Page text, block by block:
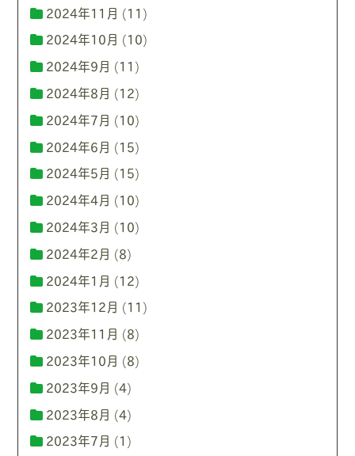
2024年11月 (11)
2024年10月 (10)
2024年9月 (11)
2024年8月 (12)
2024年7月 (10)
2024年6月 (15)
2024年5月 (15)
2024年4月 (10)
2024年3月 (10)
2024年2月 (8)
2024年1月 (12)
2023年12月 (11)
2023年11月 (8)
2023年10月 (8)
2023年9月 (4)
2023年8月 (4)
2023年7月 (1)